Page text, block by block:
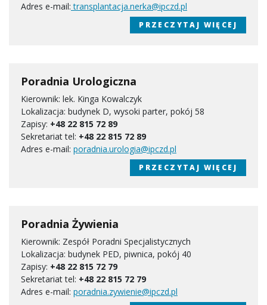
Adres e-mail: transplantacja.nerka@ipczd.pl
PRZECZYTAJ WIĘCEJ
Poradnia Urologiczna
Kierownik: lek. Kinga Kowalczyk
Lokalizacja: budynek D, wysoki parter, pokój 58
Zapisy: +48 22 815 72 89
Sekretariat tel: +48 22 815 72 89
Adres e-mail: poradnia.urologia@ipczd.pl
PRZECZYTAJ WIĘCEJ
Poradnia Żywienia
Kierownik: Zespół Poradni Specjalistycznych
Lokalizacja: budynek PED, piwnica, pokój 40
Zapisy: +48 22 815 72 79
Sekretariat tel: +48 22 815 72 79
Adres e-mail: poradnia.zywienie@ipczd.pl